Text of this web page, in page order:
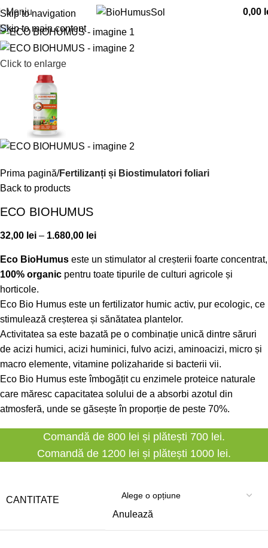
Skip to navigation
Skip to main content
Meniu 0,00
Click to enlarge
Prima pagină Fertilizanți și Biostimulatori foliari
Back to products
ECO BIOHUMUS
32,00 lei – 1.680,00 lei
Eco BioHumus este un stimulator al creșterii foarte concentrat,
100% organic pentru toate tipurile de culturi agricole și
horticole.
Eco Bio Humus este un fertilizator humic activ, pur ecologic, ce
stimulează creșterea și sănătatea plantelor.
Activitatea sa este bazată pe o combinație unică dintre săruri
de acizi humici, acizi huminici, fulvo acizi, aminoacizi, micro și
macro elemente, vitamine polizaharide si bacterii vii.
Eco Bio Humus este îmbogățit cu enzimele proteice naturale
care măresc capacitatea solului de a absorbi azotul din
atmosferă, unde se găsește în proporție de peste 70%.
Comandă de 800 lei și plătești 700 lei.
Comandă de 1200 lei și plătești 1000 lei.
CANTITATE
Anulează